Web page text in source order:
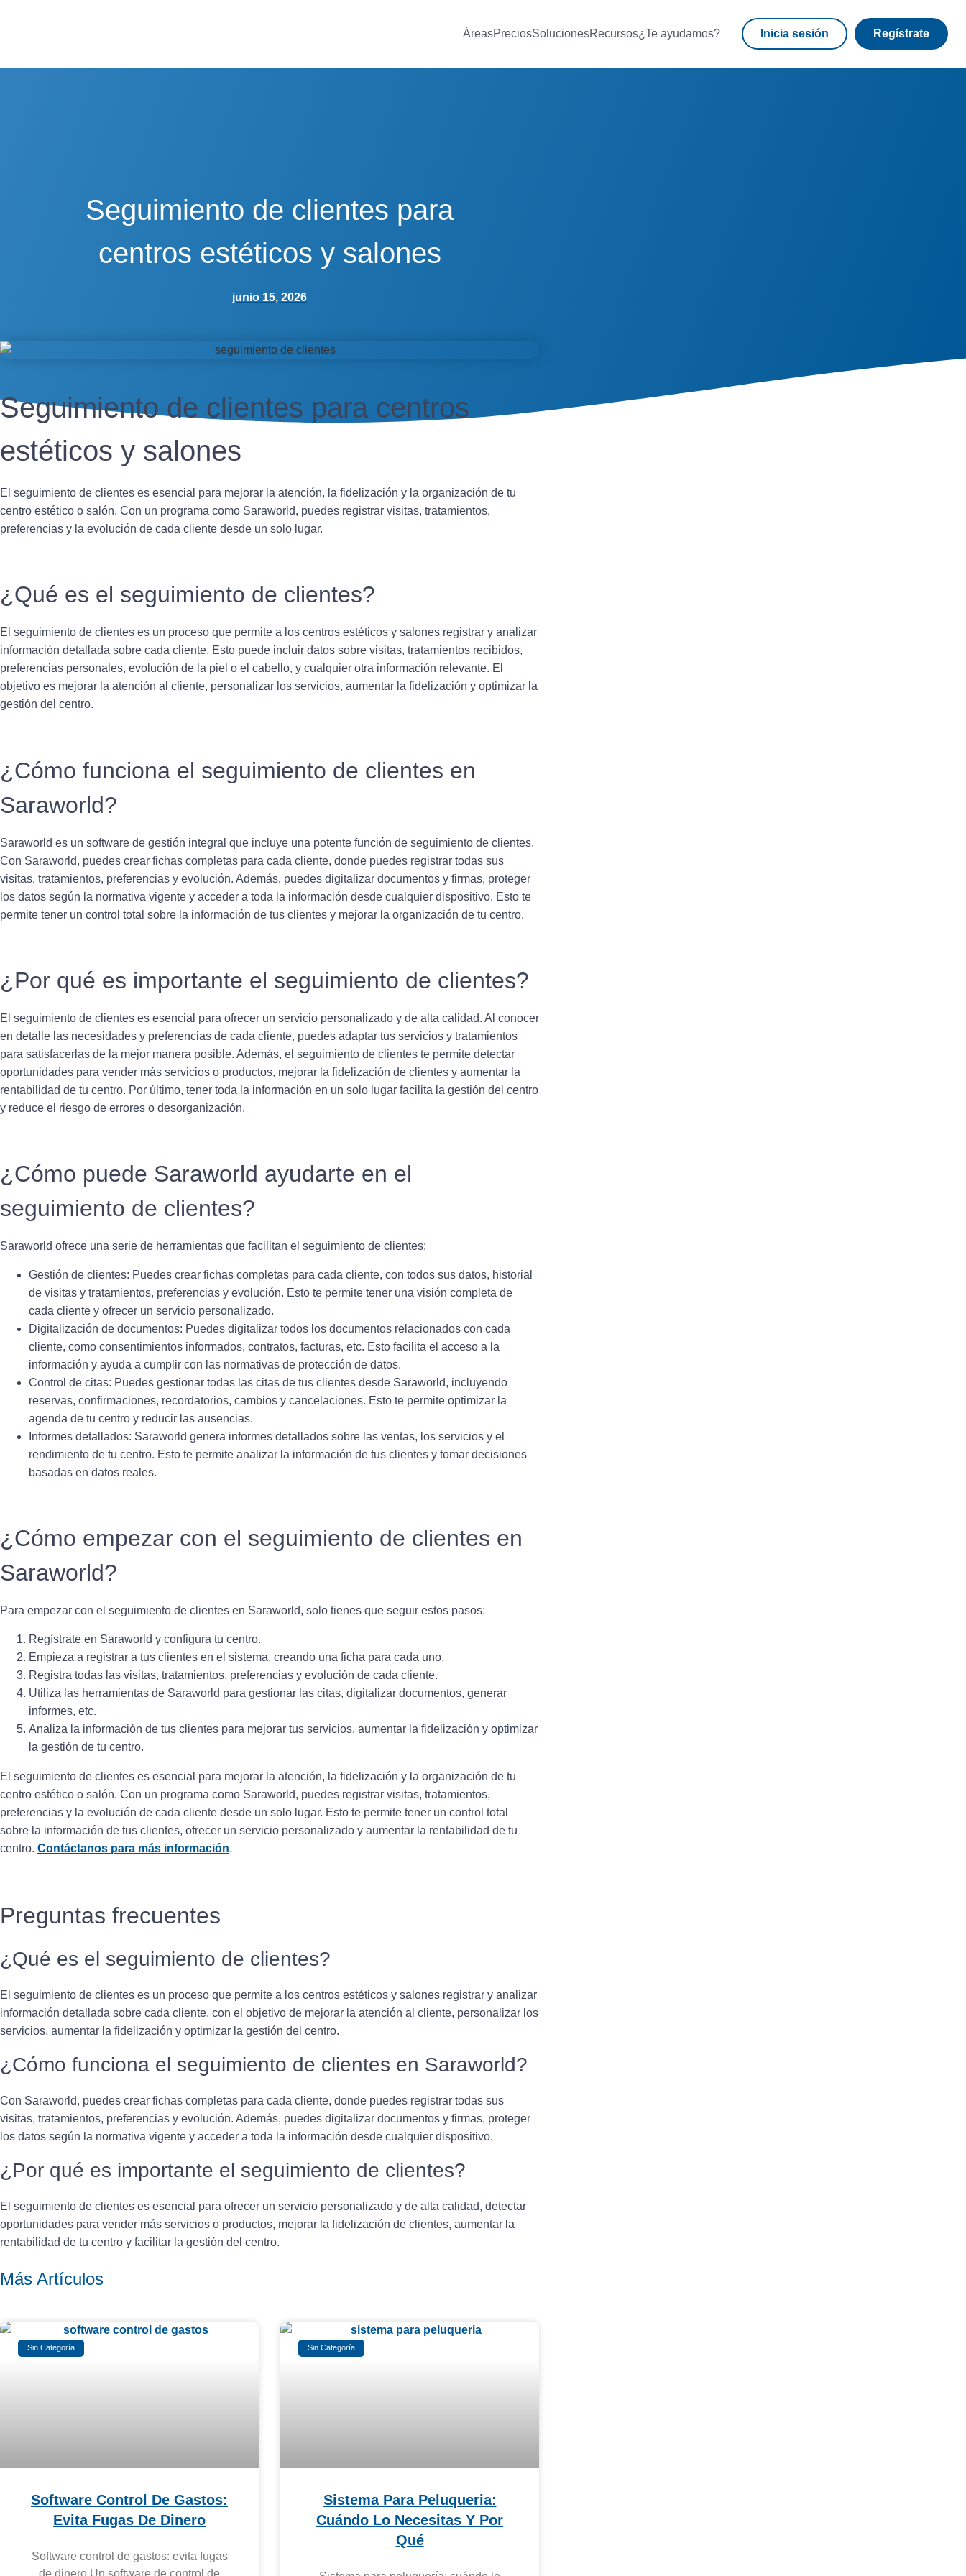
ÁreasPreciosSolucionesRecursos¿Te ayudamos? Inicia sesión Regístrate
Seguimiento de clientes para
centros estéticos y salones
junio 15, 2026
Seguimiento de clientes para centros
estéticos y salones
El seguimiento de clientes es esencial para mejorar la atención, la fidelización y la organización de tu
centro estético o salón. Con un programa como Saraworld, puedes registrar visitas, tratamientos,
preferencias y la evolución de cada cliente desde un solo lugar.
¿Qué es el seguimiento de clientes?
El seguimiento de clientes es un proceso que permite a los centros estéticos y salones registrar y analizar
información detallada sobre cada cliente. Esto puede incluir datos sobre visitas, tratamientos recibidos,
preferencias personales, evolución de la piel o el cabello, y cualquier otra información relevante. El
objetivo es mejorar la atención al cliente, personalizar los servicios, aumentar la fidelización y optimizar la
gestión del centro.
¿Cómo funciona el seguimiento de clientes en
Saraworld?
Saraworld es un software de gestión integral que incluye una potente función de seguimiento de clientes.
Con Saraworld, puedes crear fichas completas para cada cliente, donde puedes registrar todas sus
visitas, tratamientos, preferencias y evolución. Además, puedes digitalizar documentos y firmas, proteger
los datos según la normativa vigente y acceder a toda la información desde cualquier dispositivo. Esto te
permite tener un control total sobre la información de tus clientes y mejorar la organización de tu centro.
¿Por qué es importante el seguimiento de clientes?
El seguimiento de clientes es esencial para ofrecer un servicio personalizado y de alta calidad. Al conocer
en detalle las necesidades y preferencias de cada cliente, puedes adaptar tus servicios y tratamientos
para satisfacerlas de la mejor manera posible. Además, el seguimiento de clientes te permite detectar
oportunidades para vender más servicios o productos, mejorar la fidelización de clientes y aumentar la
rentabilidad de tu centro. Por último, tener toda la información en un solo lugar facilita la gestión del centro
y reduce el riesgo de errores o desorganización.
¿Cómo puede Saraworld ayudarte en el
seguimiento de clientes?
Saraworld ofrece una serie de herramientas que facilitan el seguimiento de clientes:
Gestión de clientes: Puedes crear fichas completas para cada cliente, con todos sus datos, historial
de visitas y tratamientos, preferencias y evolución. Esto te permite tener una visión completa de
cada cliente y ofrecer un servicio personalizado.
Digitalización de documentos: Puedes digitalizar todos los documentos relacionados con cada
cliente, como consentimientos informados, contratos, facturas, etc. Esto facilita el acceso a la
información y ayuda a cumplir con las normativas de protección de datos.
Control de citas: Puedes gestionar todas las citas de tus clientes desde Saraworld, incluyendo
reservas, confirmaciones, recordatorios, cambios y cancelaciones. Esto te permite optimizar la
agenda de tu centro y reducir las ausencias.
Informes detallados: Saraworld genera informes detallados sobre las ventas, los servicios y el
rendimiento de tu centro. Esto te permite analizar la información de tus clientes y tomar decisiones
basadas en datos reales.
¿Cómo empezar con el seguimiento de clientes en
Saraworld?
Para empezar con el seguimiento de clientes en Saraworld, solo tienes que seguir estos pasos:
Regístrate en Saraworld y configura tu centro.
Empieza a registrar a tus clientes en el sistema, creando una ficha para cada uno.
Registra todas las visitas, tratamientos, preferencias y evolución de cada cliente.
Utiliza las herramientas de Saraworld para gestionar las citas, digitalizar documentos, generar
informes, etc.
Analiza la información de tus clientes para mejorar tus servicios, aumentar la fidelización y optimizar
la gestión de tu centro.
El seguimiento de clientes es esencial para mejorar la atención, la fidelización y la organización de tu
centro estético o salón. Con un programa como Saraworld, puedes registrar visitas, tratamientos,
preferencias y la evolución de cada cliente desde un solo lugar. Esto te permite tener un control total
sobre la información de tus clientes, ofrecer un servicio personalizado y aumentar la rentabilidad de tu
centro. Contáctanos para más información.
Preguntas frecuentes
¿Qué es el seguimiento de clientes?
El seguimiento de clientes es un proceso que permite a los centros estéticos y salones registrar y analizar
información detallada sobre cada cliente, con el objetivo de mejorar la atención al cliente, personalizar los
servicios, aumentar la fidelización y optimizar la gestión del centro.
¿Cómo funciona el seguimiento de clientes en Saraworld?
Con Saraworld, puedes crear fichas completas para cada cliente, donde puedes registrar todas sus
visitas, tratamientos, preferencias y evolución. Además, puedes digitalizar documentos y firmas, proteger
los datos según la normativa vigente y acceder a toda la información desde cualquier dispositivo.
¿Por qué es importante el seguimiento de clientes?
El seguimiento de clientes es esencial para ofrecer un servicio personalizado y de alta calidad, detectar
oportunidades para vender más servicios o productos, mejorar la fidelización de clientes, aumentar la
rentabilidad de tu centro y facilitar la gestión del centro.
Más Artículos
Sin Categoría
Software Control De Gastos:
Evita Fugas De Dinero
Software control de gastos: evita fugas
de dinero Un software de control de
Sin Categoría
Sistema Para Peluqueria:
Cuándo Lo Necesitas Y Por
Qué